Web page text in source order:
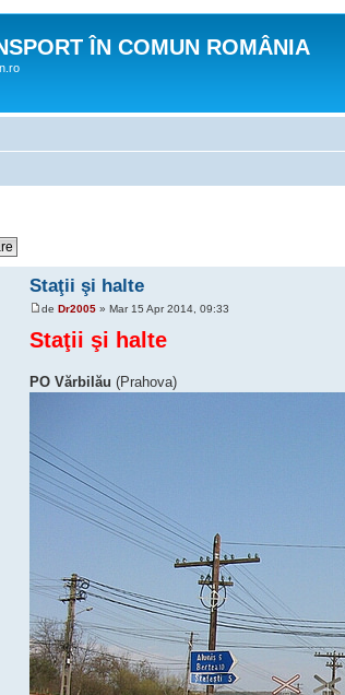
ÎN COMUN ROMÂNIA
Staţii şi halte
deDr2005 » Mar 15 Apr 2014, 09:33
Staţii şi halte
PO Vărbilău (Prahova)